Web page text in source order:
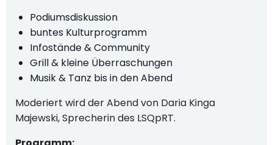
Podiumsdiskussion
buntes Kulturprogramm
Infostände & Community
Grill & kleine Überraschungen
Musik & Tanz bis in den Abend
Moderiert wird der Abend von Daria Kinga
Majewski, Sprecherin des LSQpRT.